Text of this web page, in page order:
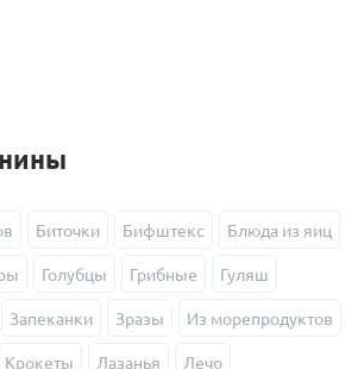
Биточки Бифштекс Блюда из яиц
Голубцы Грибные Гуляш
Запеканки Зразы Из морепродуктов
Крокеты Лазанья Лечо